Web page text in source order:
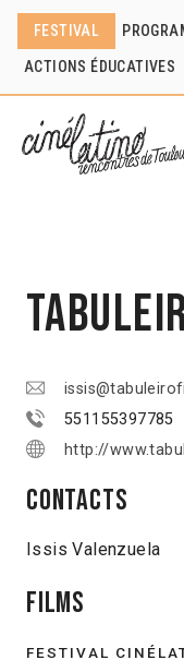
FESTIVAL
ACTIONS ÉDUCATIVES
551155397785
http://
Contacts
Issis Valenzuela
Films
FESTIVAL